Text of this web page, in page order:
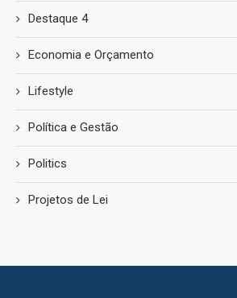
Destaque 4
Economia e Orçamento
Lifestyle
Política e Gestão
Politics
Projetos de Lei